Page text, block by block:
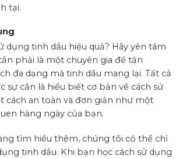
tại.
dụng tinh dầu hiệu quả? Hãy yên tâm
phải là một chuyên gia để tận
đa dạng mà tinh dầu mang lại. Tất cả
sự cần là hiểu biết cơ bản về cách sử
cách an toàn và đơn giản như một
hàng ngày của bạn.
tìm hiểu thêm, chúng tôi có thể chỉ
tinh dầu. Khi bạn học cách sử dụng